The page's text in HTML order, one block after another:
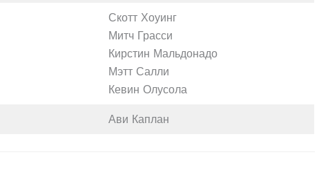
Скотт Хоуинг
Митч Грасси
Кирстин Мальдонадо
Мэтт Салли
Кевин Олусола
Ави Каплан